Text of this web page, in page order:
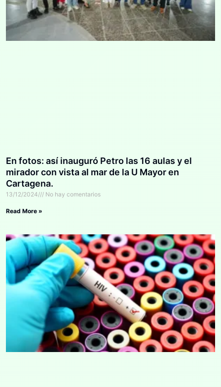
En fotos: así inauguró Petro las 16 aulas y el
mirador con vista al mar de la U Mayor en
Cartagena.
13/12/2024 No hay comentarios
Read More »